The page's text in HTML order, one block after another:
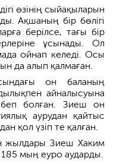
өзінің сыйақыларын
Ақшаның бір бөлігі
берілсе, тағы бір
ұсынады. Ол
ойнап келеді. Осы
да алып қалмаған.
он баланың
айналысуына
болған. Зиеш он
аурудан қайтыс
қол үзіп те қалған.
жылдары Зиеш Хаким
мың еуро аударды.